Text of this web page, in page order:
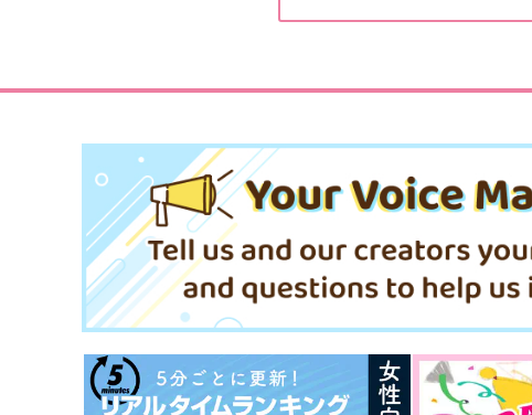
ずっと笑い合っていたい。
愛羅武勇
専売 472 円（税込）
ヒプノシスマイク
白膠木簓×躑躅森盧笙
サンプル カート
雨が止む、幕が上がる
どーしょーもないわ
専売 787円（税込）
ヒプノシスマイク
白膠木簓×躑躅森盧笙
サンプル カート